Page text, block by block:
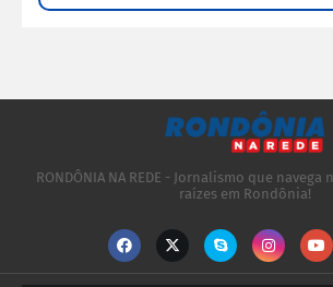
RONDÔNIA NA REDE - Jornalismo que navega
raízes em Rondônia!